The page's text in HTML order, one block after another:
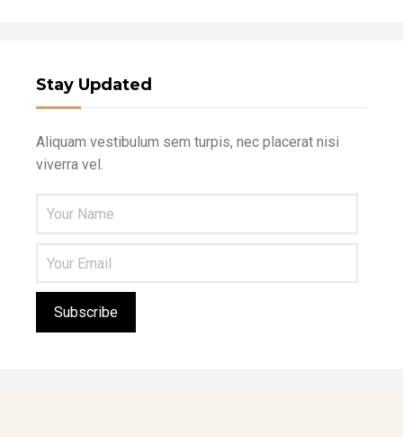
Stay Updated
Aliquam vestibulum sem turpis, nec placerat nisi
viverra vel.